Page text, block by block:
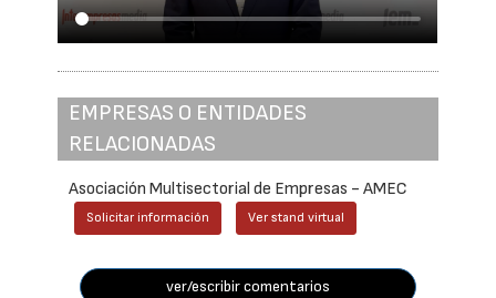
EMPRESAS O ENTIDADES
RELACIONADAS
Asociación Multisectorial de Empresas - AMEC
Solicitar información Ver stand virtual
ver/escribir comentarios